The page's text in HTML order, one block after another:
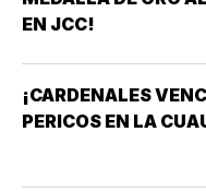
EN JCC!
¡CARDENALES
PERICOS EN LA